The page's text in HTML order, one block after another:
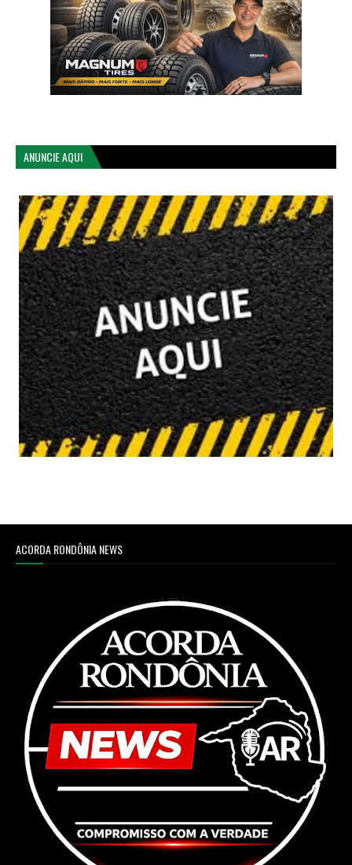
ANUNCIE AQUI
ACORDA RONDÔNIA NEWS